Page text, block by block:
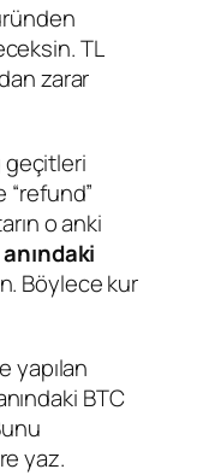
TL
zarar
geçitleri
“refund”
o anki
Böylece kur
yapılan
BTC
yaz.